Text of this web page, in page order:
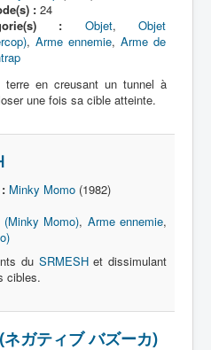
:24
:
Objet,Objet
, Arme ennemie, Arme de
en creusant un tunnel à
une fois sa cible atteinte.
Minky Momo(1982)
(Minky Momo), Arme ennemie,
du SRMESHet dissimulant
cibles.
ガティブ バズーカ)